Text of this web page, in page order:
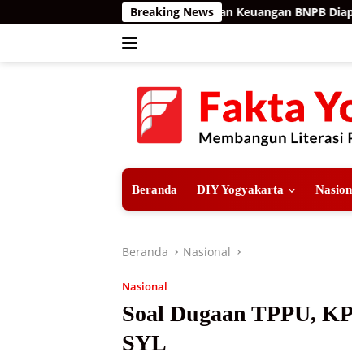
ke
Breaking News
turut, Kualitas Laporan Keuangan BNPB Diapresiasi BPK
Beranda DIY Yogyakarta
Beranda Nasional
Nasional
Soal Dugaan TPPU,
SYL